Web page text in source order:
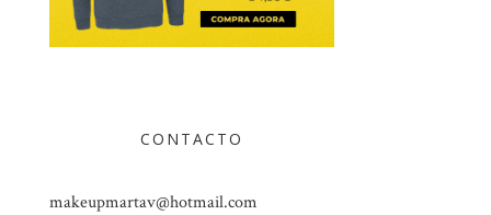
CONTACTO
makeupmartav@hotmail.com